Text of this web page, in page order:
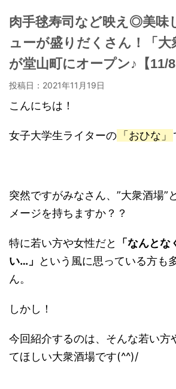
肉手毬寿司など映え◎美
ューが盛りだくさん！「大
が堂山町にオープン♪【11/8
投稿日： 2021年11月19日
こんにちは！
女子大学生ライターの 「おひな」
突然ですがみなさん、”大衆酒場”
メージを持ちますか？？
特に若い方や女性だと
「なんとな
い…」
という風に思っている方も
ん。
しかし！
今回紹介するのは、そんな若い方
てほしい大衆酒場です(^^)/